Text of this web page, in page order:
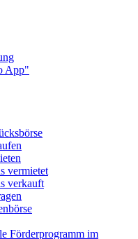
App"
vermietet
verkauft
Förderprogramm im